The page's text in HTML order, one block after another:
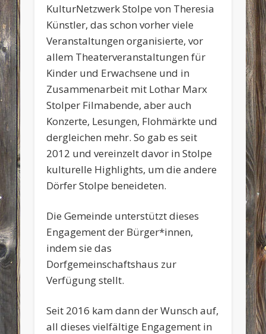
KulturNetzwerk Stolpe von Theresia
Künstler, das schon vorher viele
Veranstaltungen organisierte, vor
allem Theaterveranstaltungen für
Kinder und Erwachsene und in
Zusammenarbeit mit Lothar Marx
Stolper Filmabende, aber auch
Konzerte, Lesungen, Flohmärkte und
dergleichen mehr. So gab es seit
2012 und vereinzelt davor in Stolpe
kulturelle Highlights, um die andere
Dörfer Stolpe beneideten.
Die Gemeinde unterstützt dieses
Engagement der Bürger*innen,
indem sie das
Dorfgemeinschaftshaus zur
Verfügung stellt.
Seit 2016 kam dann der Wunsch auf,
all dieses vielfältige Engagement in